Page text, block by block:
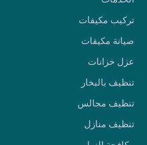
تركيب مكيفات
صيانة مكيفات
عزل خزانات
تنظيف بالبخار
تنظيف مجالس
تنظيف منازل